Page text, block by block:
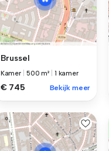
Brussel
Kamer 500 m² 1 kamer
€ 745 Bekijk meer